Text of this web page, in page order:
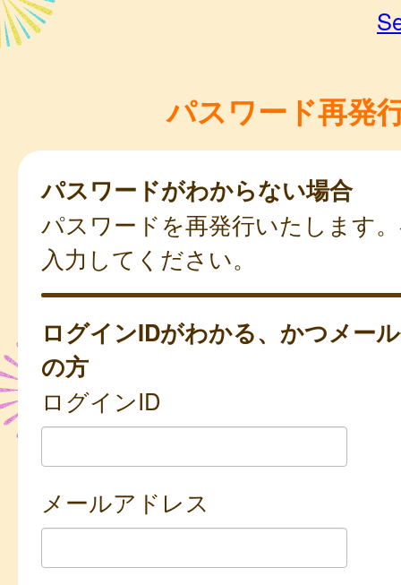
パスワード再発
パスワードがわからない場合
パスワードを再発行いたします
入力してください。
ログインIDがわかる、かつメー
の方
ログインID
メールアドレス